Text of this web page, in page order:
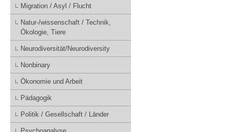
Migration / Asyl / Flucht
Natur-/wissenschaft / Technik,
Ökologie, Tiere
Neurodiversität/Neurodiversity
Nonbinary
Ökonomie und Arbeit
Pädagogik
Politik / Gesellschaft / Länder